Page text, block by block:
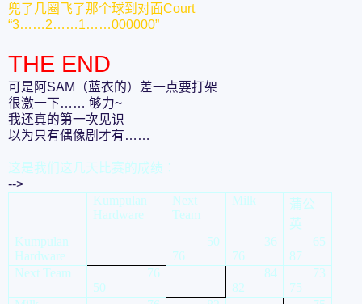
兜了几圈飞了那个球到对面Court
“3……2……1……000000”
THE END
可是阿SAM（蓝衣的）差一点要打架
很激一下…… 够力~
我还真的第一次见识
以为只有偶像剧才有……
这是我们这几天比赛的成绩：
-->
Kumpulan
Hardware
Next
Team
Milk
蒲公
英
Kumpulan
Hardware
50
76
36
76
65
87
Next Team
76
50
84
82
73
75